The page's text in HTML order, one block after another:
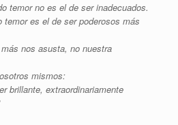
temor no es el de ser inadecuados.
temor es el de ser poderosos más
nos asusta, no nuestra
mismos:
brillante, extraordinariamente